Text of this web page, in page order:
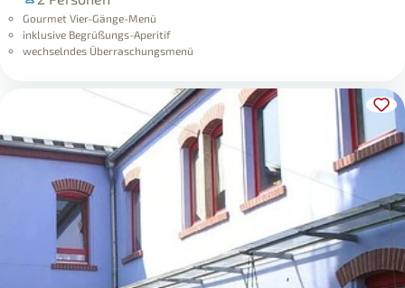
Gourmet Vier-Gänge-Menü
inklusive Begrüßungs-Aperitif
wechselndes Überraschungsmenü